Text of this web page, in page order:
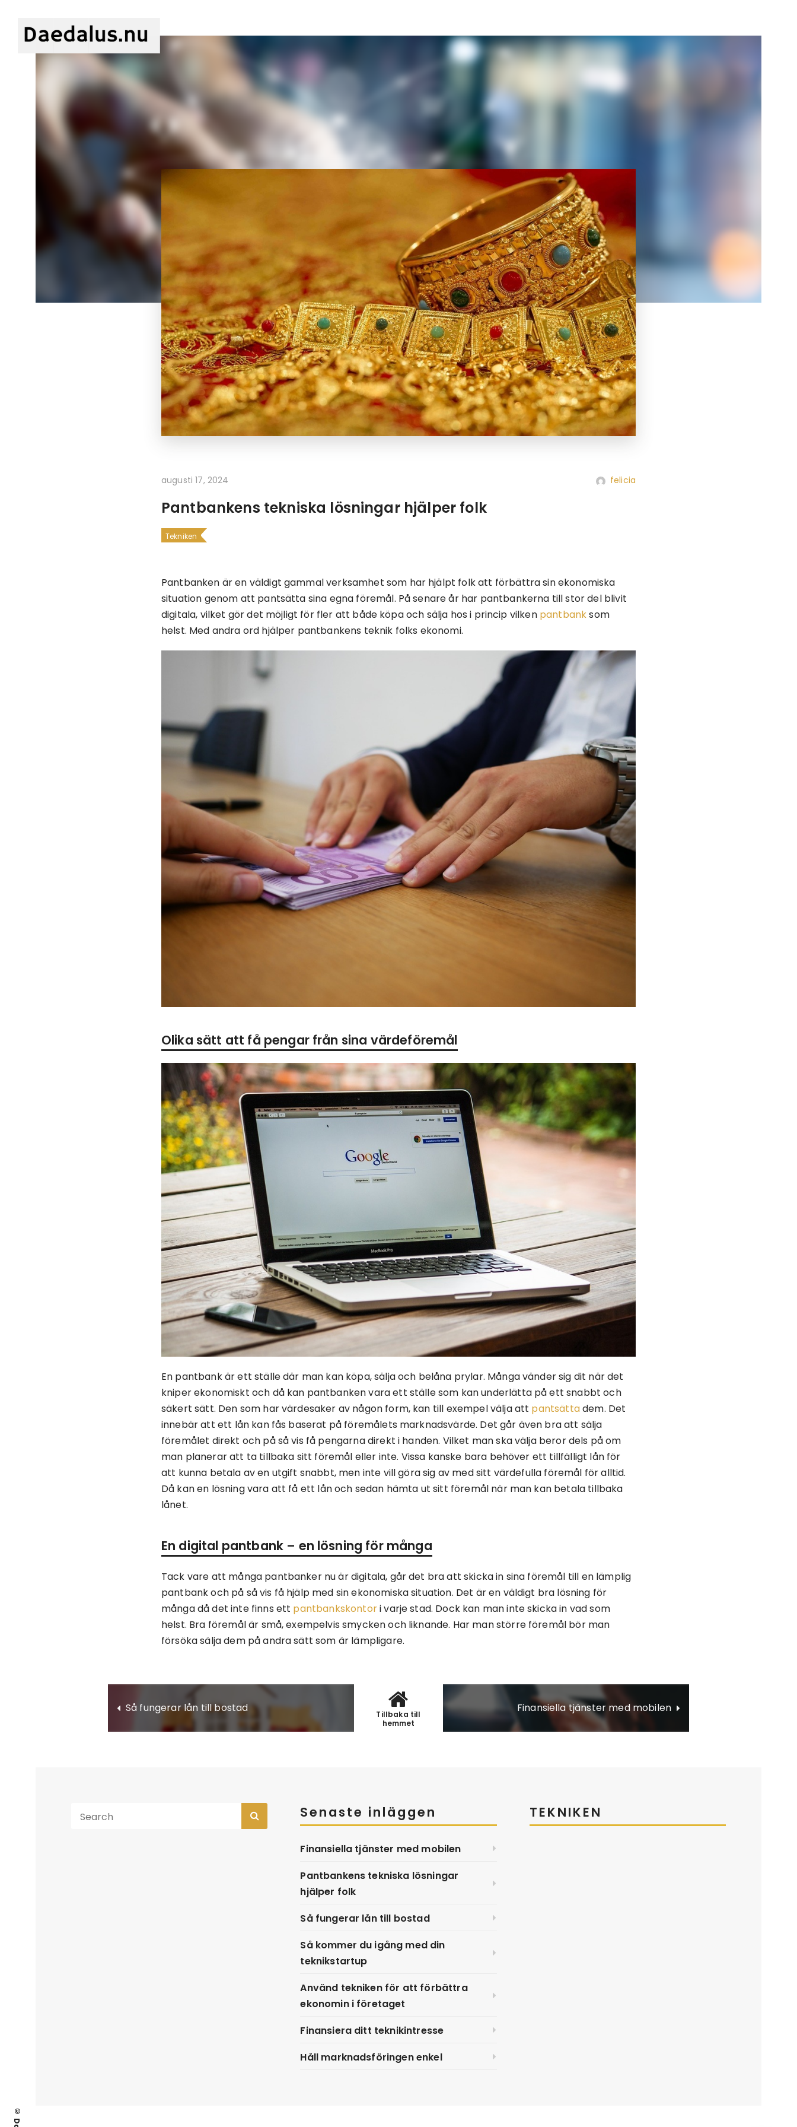
augusti 17, 2024 felicia
Pantbankens tekniska lösningar hjälper folk
Tekniken
Pantbanken är en väldigt gammal verksamhet som har hjälpt folk att förbättra sin ekonomiska
situation genom att pantsätta sina egna föremål. På senare år har pantbankerna till stor del blivit
digitala, vilket gör det möjligt för fler att både köpa och sälja hos i princip vilken pantbanksom
helst. Med andra ord hjälper pantbankens teknik folks ekonomi.
Olika sätt att få pengar från sina värdeföremål
En pantbank är ett ställe där man kan köpa, sälja och belåna prylar. Många vänder sig dit när det
kniper ekonomiskt och då kan pantbanken vara ett ställe som kan underlätta på ett snabbt och
säkert sätt. Den som har värdesaker av någon form, kan till exempel välja att pantsättadem. Det
innebär att ett lån kan fås baserat på föremålets marknadsvärde. Det går även bra att sälja
föremålet direkt och på så vis få pengarna direkt i handen. Vilket man ska välja beror dels på om
man planerar att ta tillbaka sitt föremål eller inte. Vissa kanske bara behöver ett tillfälligt lån för
att kunna betala av en utgift snabbt, men inte vill göra sig av med sitt värdefulla föremål för alltid.
Då kan en lösning vara att få ett lån och sedan hämta ut sitt föremål när man kan betala tillbaka
lånet.
En digital pantbank – en lösning för många
Tack vare att många pantbanker nu är digitala, går det bra att skicka in sina föremål till en lämplig
pantbank och på så vis få hjälp med sin ekonomiska situation. Det är en väldigt bra lösning för
många då det inte finns ett pantbankskontori varje stad. Dock kan man inte skicka in vad som
helst. Bra föremål är små, exempelvis smycken och liknande. Har man större föremål bör man
försöka sälja dem på andra sätt som är lämpligare.
Så fungerar lån till bostad
Tillbaka till
hemmet
Finansiella tjänster med mobilen
Senaste inläggen
Finansiella tjänster med mobilen
Pantbankens tekniska lösningar
hjälper folk
Så fungerar lån till bostad
Så kommer du igång med din
teknikstartup
Använd tekniken för att förbättra
ekonomin i företaget
Finansiera ditt teknikintresse
Håll marknadsföringen enkel
TEKNIKEN